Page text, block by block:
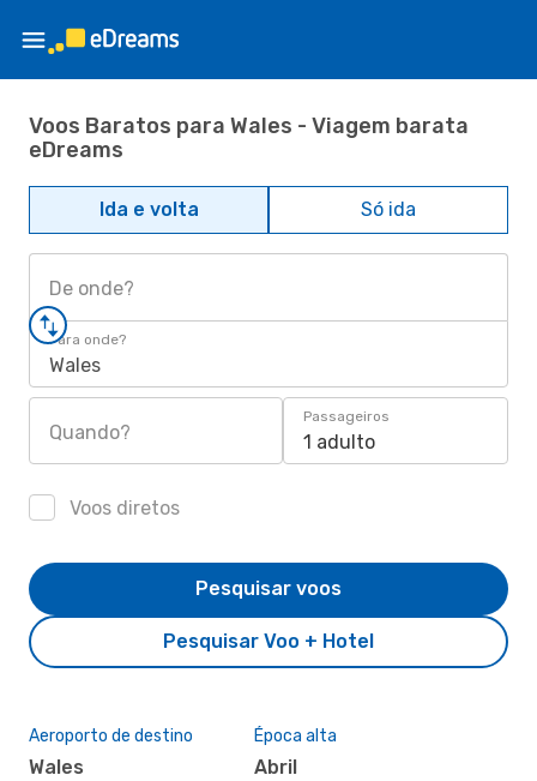
Voos Baratos para Wales - Viagem barata
eDreams
Ida e volta Só ida
De onde?
Para onde?
Wales
Quando?
Passageiros
1 adulto
Voos diretos
Pesquisar Voo + Hotel
Pesquisar voos
Aeroporto de destino
Wales
Época alta
abril